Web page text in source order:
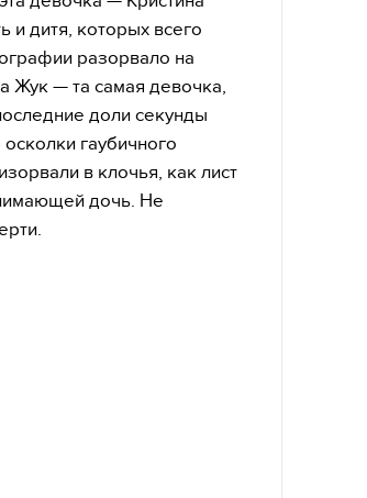
и дитя, которых всего
разорвало на
Жук — та самая девочка,
доли секунды
гаубичного
в клочья, как лист
дочь. Не